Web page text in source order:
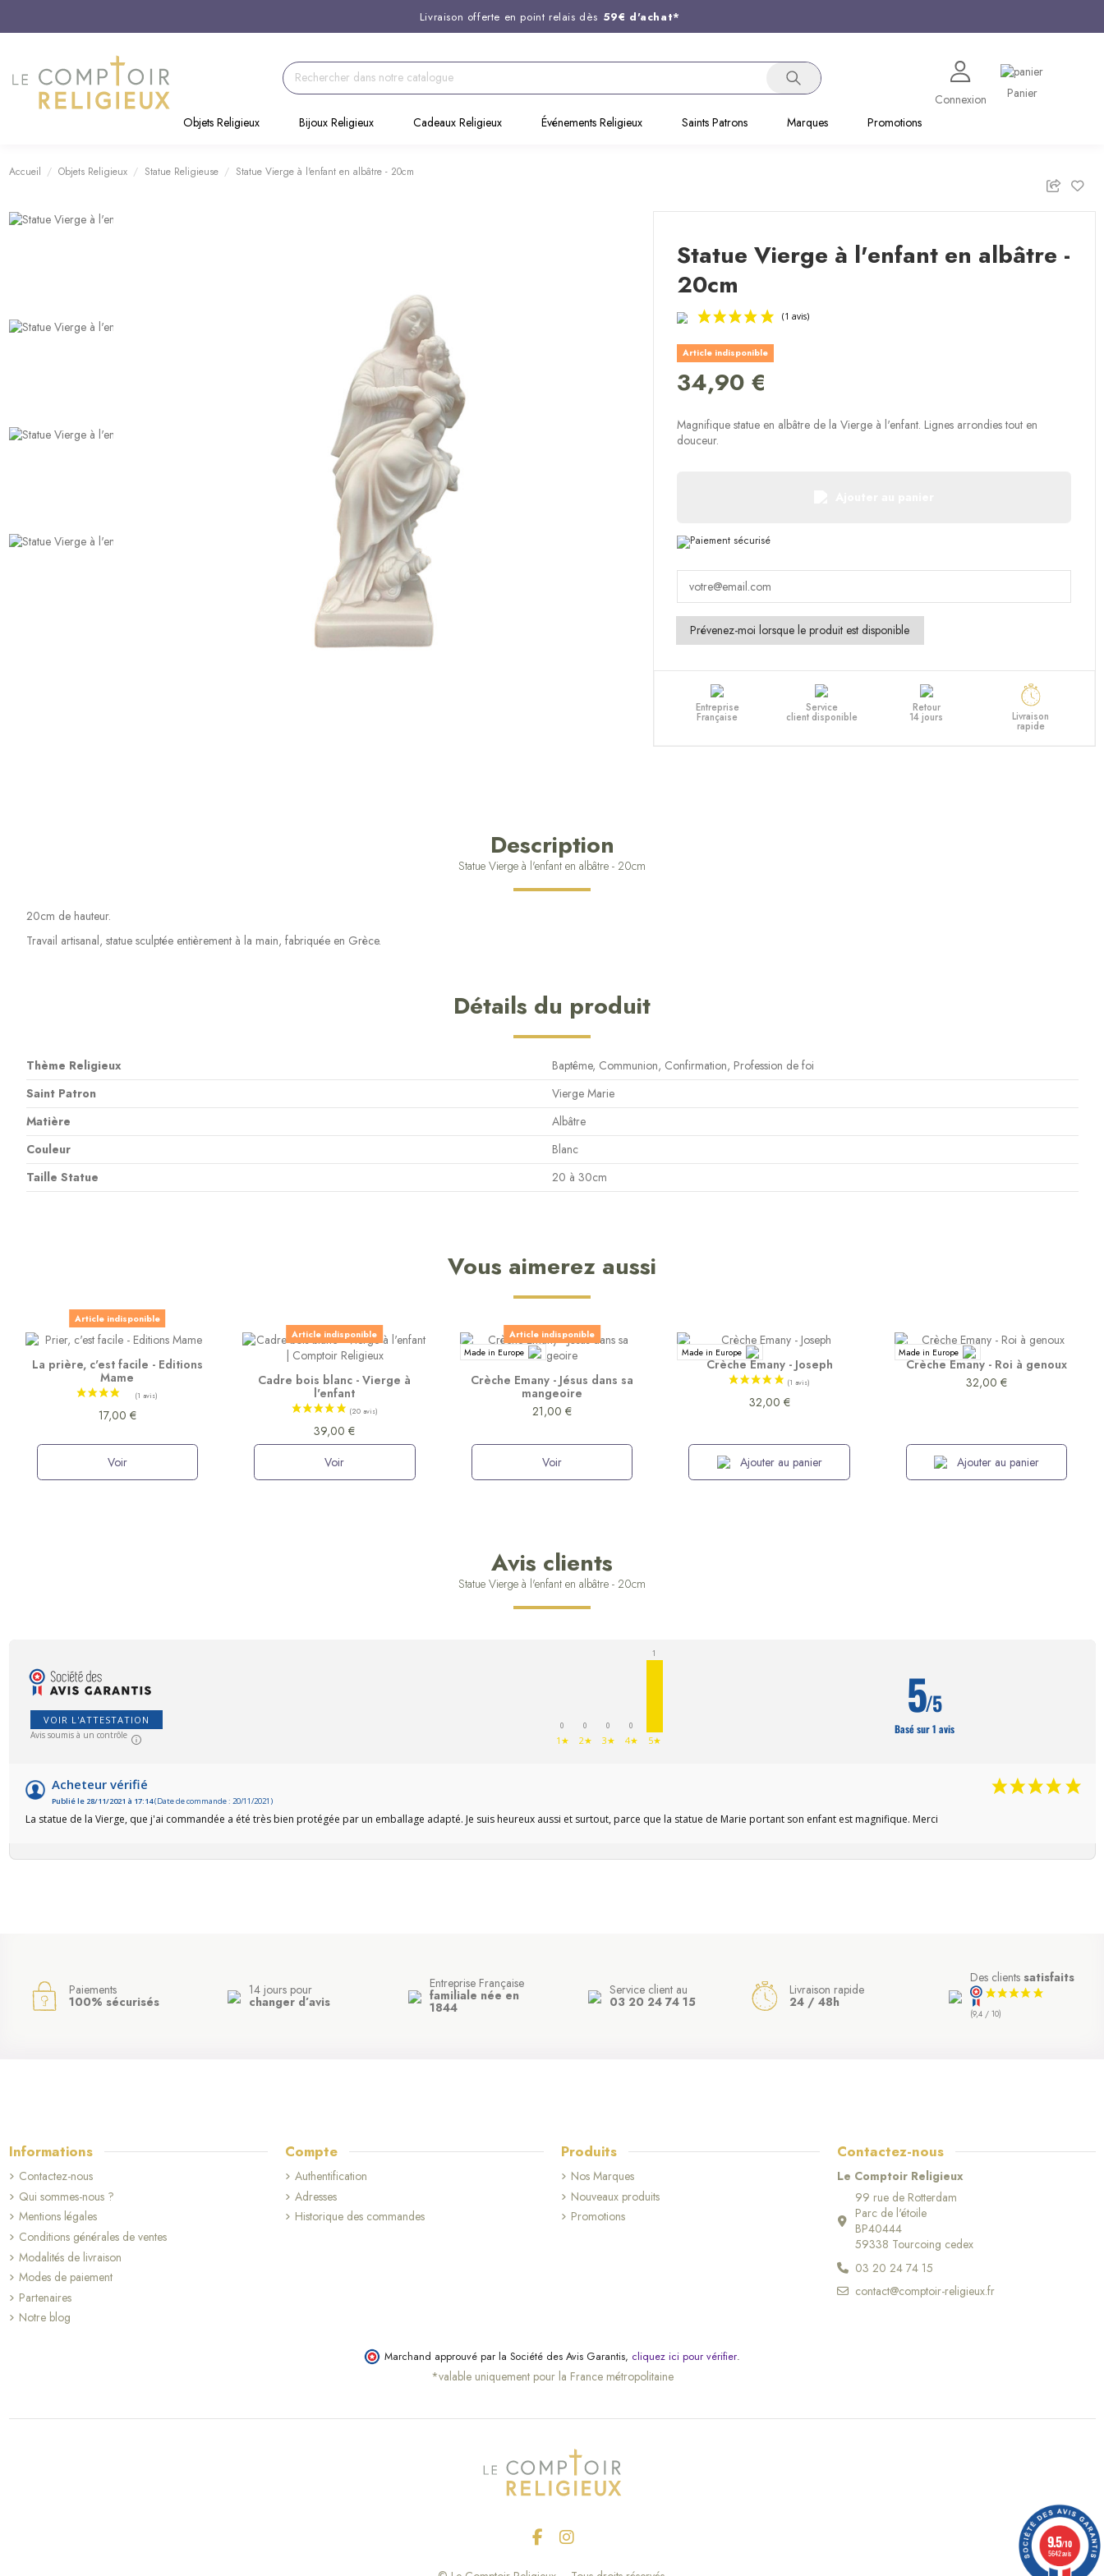
Livraison offerte en point relais dès 59€ d'achat*
Support client disponible au
Commandez avant 14H, expédition le jour même !
Connexion
Panier
Objets Religieux
Bijoux Religieux Cadeaux Religieux Événements Religieux Saints Patrons Marques Promotions
Accueil Objets Religieux Statue Religieuse Statue Vierge à l'enfant en albâtre - 20cm
Statue Vierge à l'enfant en albâtre -
20cm
Article indisponible
34,90 €
Magnifique statue en albâtre de la Vierge à l'enfant. Lignes arrondies tout en
douceur.
Entreprise
Française
Service
client disponible
Retour
14 jours Livraison
rapide
Description
Statue Vierge à l'enfant en albâtre - 20cm
20cm de hauteur.
Travail artisanal, statue sculptée entièrement à la main, fabriquée en Grèce.
Détails du produit
Thème Religieux
Baptême, Communion, Confirmation, Profession de foi
Saint Patron
Vierge Marie
Matière
Albâtre
Couleur
Blanc
Taille Statue
20 à 30cm
Vous aimerez aussi
Article indisponible
La prière, c'est facile - Editions
Mame
17,00 €
Voir
Article indisponible
Cadre bois blanc - Vierge à
l'enfant
39,00 €
Voir
Made in Europe
Article indisponible
Crèche Emany - Jésus dans sa
mangeoire
21,00 €
Voir
Made in Europe
Crèche Emany - Joseph
32,00 €
Ajouter au panier
Made in Europe
Crèche Emany - Roi à genoux
32,00 €
Ajouter au panier
Avis clients
Statue Vierge à l'enfant en albâtre - 20cm
VOIR L'ATTESTATION
Avis soumis à un contrôle
0
1★
0
2★
0
3★
0
4★
1
5★
5/5
Basé sur 1 avis
Acheteur vérifié
Publié le 28/11/2021 à 17:14(Date de commande : 20/11/2021)
La statue de la Vierge, que j'ai commandée a été très bien protégée par un emballage adapté. Je suis heureux aussi et surtout, parce que la statue de Marie portant son enfant est magnifique. Merci
Paiements
100% sécurisés
14 jours pour
changer d’avis
Entreprise Française
familiale née en
1844
Service client au
03 20 24 74 15
Livraison rapide
24 / 48h
Des clients satisfaits
(9,4 / 10)
Informations
Contactez-nous
Qui sommes-nous ?
Mentions légales
Conditions générales de ventes
Modalités de livraison
Modes de paiement
Partenaires
Notre blog
Compte
Authentification
Adresses
Historique des commandes
Produits
Nos Marques
Nouveaux produits
Promotions
Contactez-nous
Le Comptoir Religieux
99 rue de Rotterdam
Parc de l'étoile
BP40444
59338 Tourcoing cedex
03 20 24 74 15
contact@comptoir-religieux.fr
Marchand approuvé par la Société des Avis Garantis, cliquez ici pour vérifier.
*valable uniquement pour la France métropolitaine
9.5/10
5642 avis